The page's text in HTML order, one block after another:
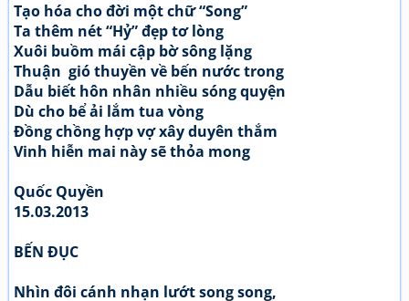
Tạo hóa cho đời một chữ “Song”
Ta thêm nét “Hỷ” đẹp tơ lòng
Xuôi buồm mái cập bờ sông lặng
Thuận gió thuyền về bến nước trong
Dẫu biết hôn nhân nhiều sóng quyện
Dù cho bể ải lắm tua vòng
Đồng chồng hợp vợ xây duyên thắm
Vinh hiễn mai này sẽ thỏa mong
Quốc Quyền
15.03.2013
BẾN ĐỤC
Nhìn đôi cánh nhạn lướt song song,